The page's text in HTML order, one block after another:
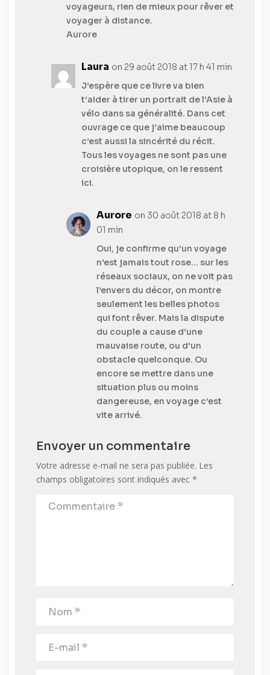
voyageurs, rien de mieux pour rêver et
voyager à distance.
Aurore
Laura on 29 août 2018 at 17 h 41 min
J’espère que ce livre va bien
t’aider à tirer un portrait de l’Asie à
vélo dans sa généralité. Dans cet
ouvrage ce que j’aime beaucoup
c’est aussi la sincérité du récit.
Tous les voyages ne sont pas une
croisière utopique, on le ressent
ici.
Aurore on 30 août 2018 at 8 h
01 min
Oui, je confirme qu’un voyage
n’est jamais tout rose… sur les
réseaux sociaux, on ne voit pas
l’envers du décor, on montre
seulement les belles photos
qui font rêver. Mais la dispute
du couple a cause d’une
mauvaise route, ou d’un
obstacle quelconque. Ou
encore se mettre dans une
situation plus ou moins
dangereuse, en voyage c’est
vite arrivé.
Envoyer un commentaire
Votre adresse e-mail ne sera pas publiée. Les
champs obligatoires sont indiqués avec *